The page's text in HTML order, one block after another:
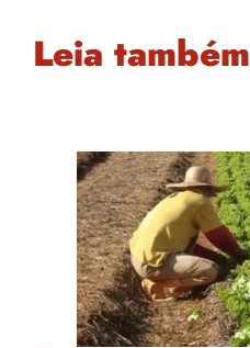
Leia também